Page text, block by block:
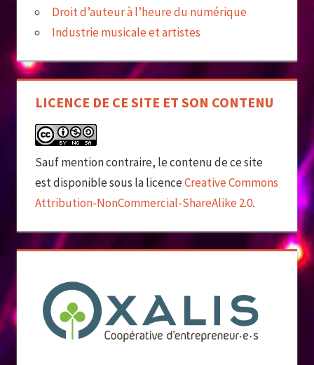
Droit d’auteur à l’heure du numérique
Industrie musicale et artistes
LICENCE DE CE SITE ET SON CONTENU
Sauf mention contraire, le contenu de ce site
est disponible sous la licenceCreative Commons
Attribution-NonCommercial-ShareAlike 2.0.